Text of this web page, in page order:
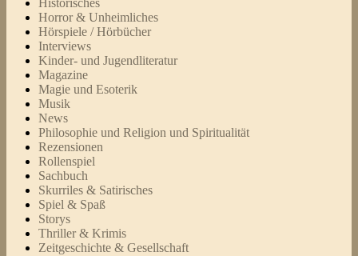
Historisches
Horror & Unheimliches
Hörspiele / Hörbücher
Interviews
Kinder- und Jugendliteratur
Magazine
Magie und Esoterik
Musik
News
Philosophie und Religion und Spiritualität
Rezensionen
Rollenspiel
Sachbuch
Skurriles & Satirisches
Spiel & Spaß
Storys
Thriller & Krimis
Zeitgeschichte & Gesellschaft